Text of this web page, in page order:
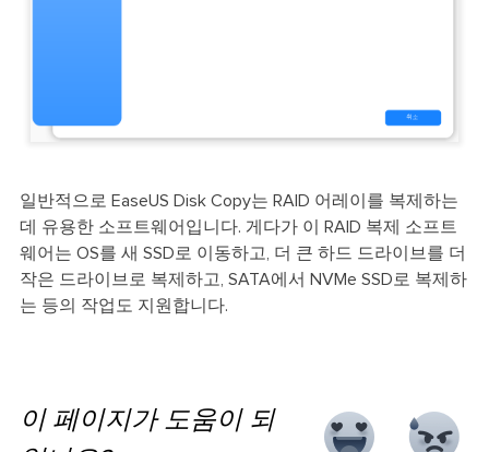
일반적으로 EaseUS Disk Copy는 RAID 어레이를 복제하는
데 유용한 소프트웨어입니다. 게다가 이 RAID 복제 소프트
웨어는 OS를 새 SSD로 이동하고, 더 큰 하드 드라이브를 더
작은 드라이브로 복제하고, SATA에서 NVMe SSD로 복제하
는 등의 작업도 지원합니다.
이 페이지가 도움이 되